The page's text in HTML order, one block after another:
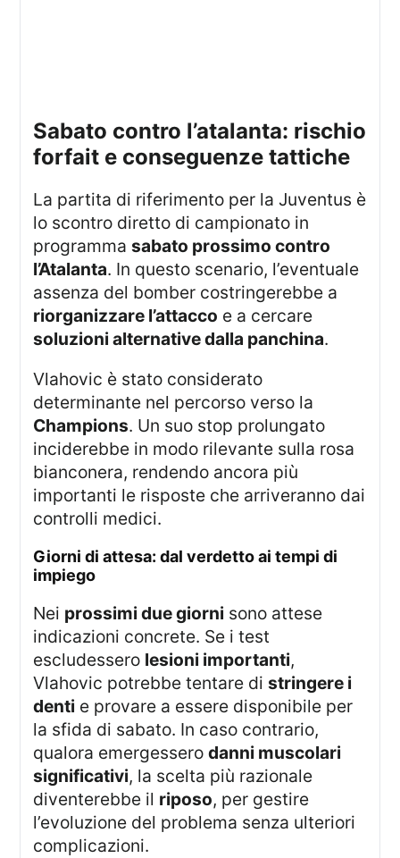
sabato contro l’atalanta: rischio
forfait e conseguenze tattiche
La partita di riferimento per la Juventus è
lo scontro diretto di campionato in
programmasabato prossimo contro
l’Atalanta. In questo scenario, l’eventuale
assenza del bomber costringerebbe a
riorganizzare l’attacco e a cercare
soluzioni alternative dalla panchina.
Vlahovic è stato considerato
determinante nel percorso verso la
Champions. Un suo stop prolungato
inciderebbe in modo rilevante sulla rosa
bianconera, rendendo ancora più
importanti le risposte che arriveranno dai
controlli medici.
giorni di attesa: dal verdetto ai tempi di
impiego
Nei prossimi due giorni sono attese
indicazioni concrete. Se i test
escludessero lesioni importanti,
Vlahovic potrebbe tentare distringere i
denti e provare a essere disponibile per
la sfida di sabato. In caso contrario,
qualora emergesserodanni muscolari
significativi, la scelta più razionale
diventerebbe il riposo, per gestire
l’evoluzione del problema senza ulteriori
complicazioni.